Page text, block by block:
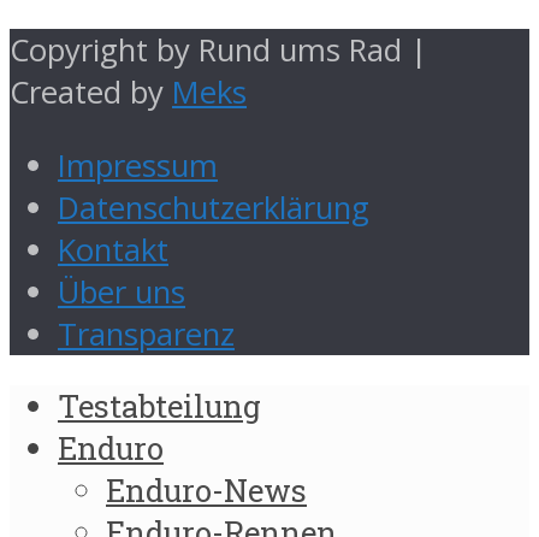
Copyright by Rund ums Rad |
Created by Meks
Impressum
Datenschutzerklärung
Kontakt
Über uns
Transparenz
Testabteilung
Enduro
Enduro-News